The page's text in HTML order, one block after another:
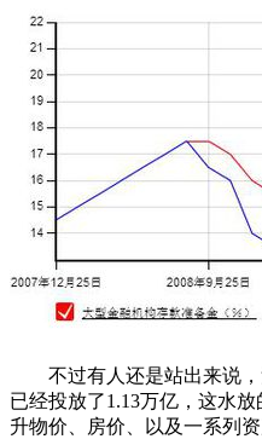
不过有人还是站出来说
已经投放了1.13万亿，这水
升物价、房价、以及一系列